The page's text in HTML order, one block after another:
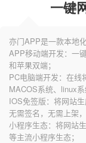
一键
亦门APP是一款本地
APP移动端开发：一
和苹果双端；
PC电脑端开发：在线
MACOS系统、linux系
IOS免签版：将网站
无需签名，无需上架
小程序生态：将网站
等主流小程序生态；